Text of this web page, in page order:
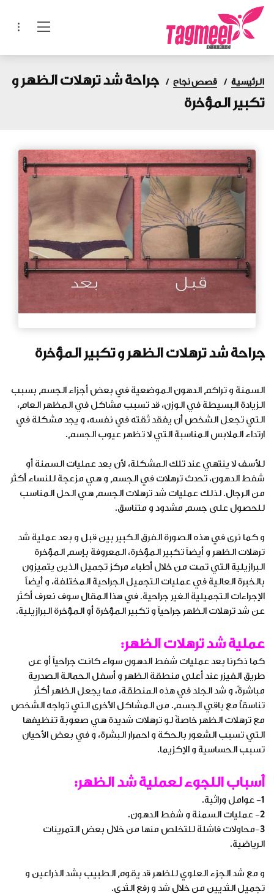
الرئيسية قصص نجاح
جراحة شد ترهلات الظهر و
تكبير المؤخرة
جراحة شد ترهلات الظهر و تكبير المؤخرة
السمنة و تراكم الدهون الموضعية في بعض أجزاء الجسم بسبب
الزيادة البسيطة في الوزن، قد تسبب مشاكل في المظهر العام،
التي تجعل الشخص أن يفقد ثقته في نفسه، و يجد مشكلة في
ارتداء الملابس المناسبة التي لا تظهر عيوب الجسم.
للأسف لا ينتهي عند تلك المشكلة، لأن بعد عمليات السمنة أو
شفط الدهون، تحدث ترهلات في الجسم و هي مزعجة للنساء أكثر
من الرجال. لذلك عمليات شد ترهلات الجسم هي الحل المناسب
للحصول على جسم مشدود و متناسق.
و كما نرى في هذه الصورة الفرق الكبير بين قبل و بعد عملية شد
ترهلات الظهر و أيضاً تكبير المؤخرة، المعروفة بإسم المؤخرة
البرازيلية التي تمت من خلال أطباء مركز تجميل الذين يتميزون
بالخبرة العالية في عمليات التجميل الجراحية المختلفة، و أيضاً
الإجراءات التجميلية الغير جراحية. في هذا المقال سوف نعرف أكثر
عن شد ترهلات الظهر جراحياً و تكبير المؤخرة أو المؤخرة البرازيلية.
عملية شد ترهلات الظهر:
كما ذكرنا بعد عمليات شفط الدهون سواء كانت جراحياً أو عن
طريق الفيزر عند أعلى منطقة الظهر و أسفل الحمالة الصدرية
مباشرةً، و شد الجلد في هذه المنطقة، مما يجعل الظهر أكثر
تناسقاٌ مع باقي الجسم. من المشاكل الأخرى التي تواجه الشخص
مع ترهلات الظهر خاصةً لو ترهلات شديدة هي صعوبة تنظيفها
التي تسبب الشعور بالحكة و احمرار البشرة، و في بعض الأحيان
تسبب الحساسية و الإكزيما.
أسباب اللجوء لعملية شد الظهر:
1- عوامل وراثية.
2- عمليات السمنة و شفط الدهون.
3-محاولات فاشلة للتخلص منها من خلال بعض التمرينات
الرياضية.
و مع شد الجزء العلوي للظهر قد يقوم الطبيب بشد الذراعين و
تجميل الثديين من خلال شد و رفع الثدي.